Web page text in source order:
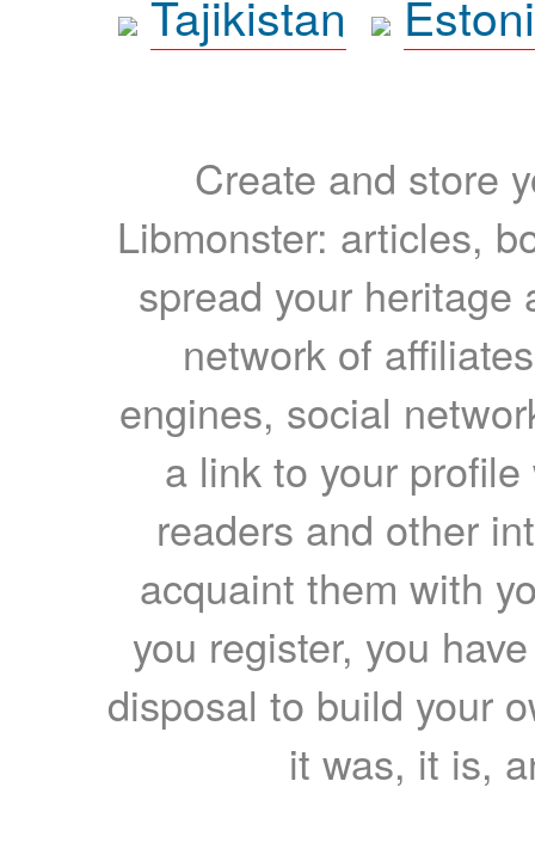
Tajikistan
Create and store
Libmonster: articles,
spread your heritage
network of
engines, social
a link to your
readers and other
acquaint them with
you register, you
disposal to build your
it was, it is,